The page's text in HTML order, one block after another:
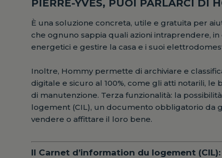
PIERRE-YVES, PUOI PARLARCI DI
È una soluzione concreta, utile e gratuita per
che ognuno sappia quali azioni intraprendere,
energetici e gestire la casa e i suoi
Inoltre, Hommy permette di archiviare e
digitale e sicuro al 100%, come gli atti notarili,
di manutenzione. Terza funzionalità: la
logement (CIL), un documento obbligatorio da
vendere o affittare il loro bene.
Il Carnet d’information du logement